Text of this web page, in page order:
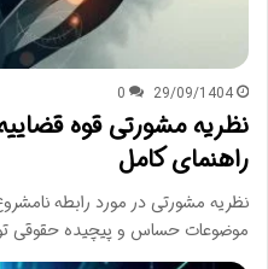
29/09/1404
0
نظریه مشورتی قوه
راهنمای کامل
نظریه مشورتی در مورد رابطه
موضوعات حساس و پیچیده حقوقی